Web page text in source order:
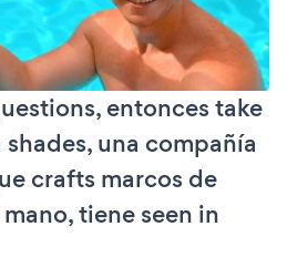
entonces take
una compañía
crafts marcos de
tiene seen in